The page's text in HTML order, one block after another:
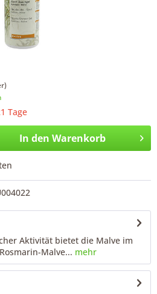
Tage
In den Warenkorb
Aktivität bietet die Malve im
Malve... mehr